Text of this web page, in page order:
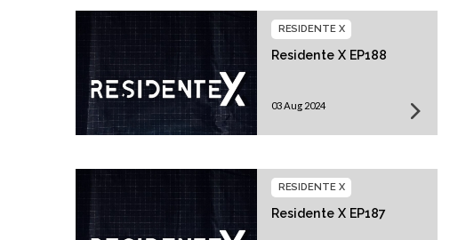
Residente X EP188
RESIDENTE X
03 Aug 2024
Residente X EP187
RESIDENTE X